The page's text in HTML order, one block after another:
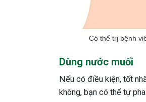
Có thể trị bệnh
Dùng nước muối
Nếu có điều kiện, tốt
không, bạn có thể tự